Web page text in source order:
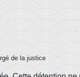
de la justice